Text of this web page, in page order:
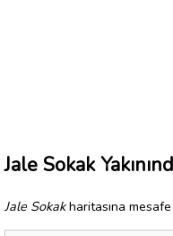
Jale Sokak
Jale Sokakharitasına